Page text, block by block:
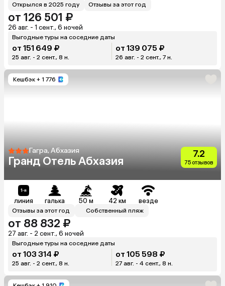
Открылся в 2025 году Отзывы за этот год
от 126 501 ₽
26 авг. - 1 сент., 6 ночей
Выгодные туры на соседние даты
от 151 649 ₽
25 авг. - 2 сент., 8 н.
от 139 075 ₽
26 авг. - 2 сент., 7 н.
Кешбэк + 1 776
Гагра, Абхазия
Гранд Отель Абхазия
7.2
75 отзывов
линия галька 50 м 42 км везде
Отзывы за этот год Собственный пляж
от 88 832 ₽
27 авг. - 2 сент., 6 ночей
Выгодные туры на соседние даты
от 103 314 ₽
25 авг. - 2 сент., 8 н.
от 105 598 ₽
27 авг. - 4 сент., 8 н.